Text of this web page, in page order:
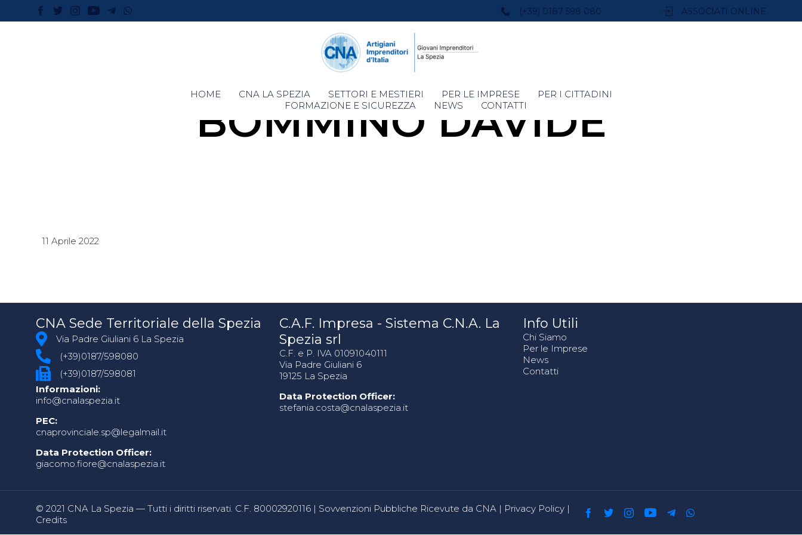
(+39) 0187 598 080 ASSOCIATI ONLINE
Skip
to
HOME CNA LA SPEZIA SETTORI E MESTIERI PER LE IMPRESE
PER I CITTADINI
FORMAZIONE E SICUREZZA
NEWS CONTATTI
BOMMINO DAVIDE
11 Aprile 2022
CNA Sede Territoriale della Spezia
Via Padre Giuliani 6 La Spezia
(+39)0187/598080
(+39)0187/598081
Informazioni:
info@cnalaspezia.it
PEC:
cnaprovinciale.sp@legalmail.it
Data Protection Officer:
giacomo.fiore@cnalaspezia.it
C.A.F. Impresa - Sistema C.N.A. La
Spezia srl
C.F. e P. IVA 01091040111
Via Padre Giuliani 6
19125 La Spezia
Data Protection Officer:
stefania.costa@cnalaspezia.it
Info Utili
Chi Siamo
Per le Imprese
News
Contatti
© 2021 CNA La Spezia — Tutti i diritti riservati. C.F. 80002920116 | Sovvenzioni Pubbliche Ricevute da CNA | Privacy Policy |
Credits